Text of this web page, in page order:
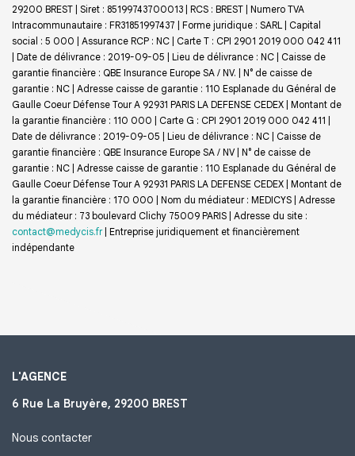
29200 BREST | Siret : 85199743700013 | RCS : BREST | Numero TVA
Intracommunautaire : FR31851997437 | Forme juridique : SARL | Capital
social : 5 000 | Assurance RCP : NC | Carte T : CPI 2901 2019 000 042 411
| Date de délivrance : 2019-09-05 | Lieu de délivrance : NC | Caisse de
garantie financière : QBE Insurance Europe SA / NV. | N° de caisse de
garantie : NC | Adresse caisse de garantie : 110 Esplanade du Général de
Gaulle Coeur Défense Tour A 92931 PARIS LA DEFENSE CEDEX | Montant de
la garantie financière : 110 000 | Carte G : CPI 2901 2019 000 042 411 |
Date de délivrance : 2019-09-05 | Lieu de délivrance : NC | Caisse de
garantie financière : QBE Insurance Europe SA / NV | N° de caisse de
garantie : NC | Adresse caisse de garantie : 110 Esplanade du Général de
Gaulle Coeur Défense Tour A 92931 PARIS LA DEFENSE CEDEX | Montant de
la garantie financière : 170 000 | Nom du médiateur : MEDICYS | Adresse
du médiateur : 73 boulevard Clichy 75009 PARIS | Adresse du site :
contact@medycis.fr| Entreprise juridiquement et financièrement
indépendante
L'AGENCE
6 Rue La Bruyère, 29200 BREST
Nous contacter